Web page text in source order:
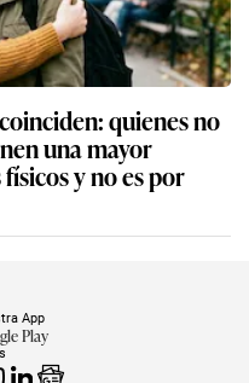
quienes no
una mayor
y no es por
App
Play